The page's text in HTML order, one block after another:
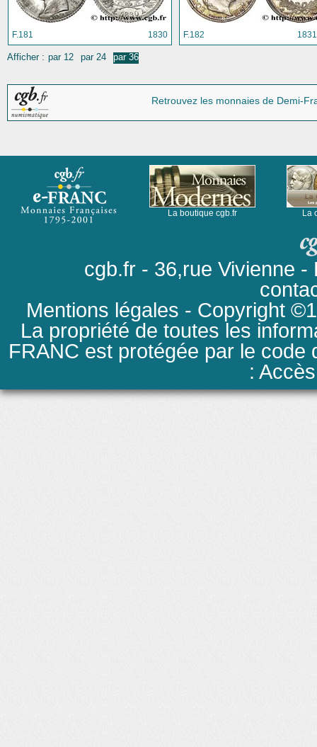
F.181 1830 F.182
Afficher : par 12 par 24 par 36
Retrouvez les monnaies de Demi-
La boutique cgb.fr La
cgb.fr - 36,rue Vivienne -
Mentions légales - Copyright
La propriété de toutes les
FRANC est protégée par le code
: